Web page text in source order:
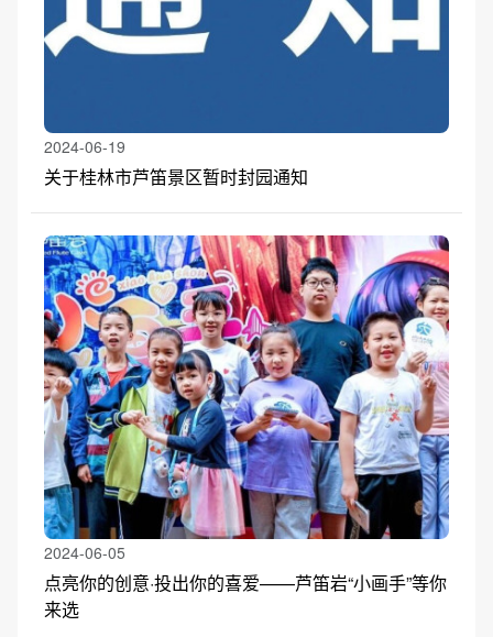
2024-06-19
关于桂林市芦笛景区暂时封园通知
2024-06-05
点亮你的创意·投出你的喜爱——芦笛岩“小画手”等你
来选